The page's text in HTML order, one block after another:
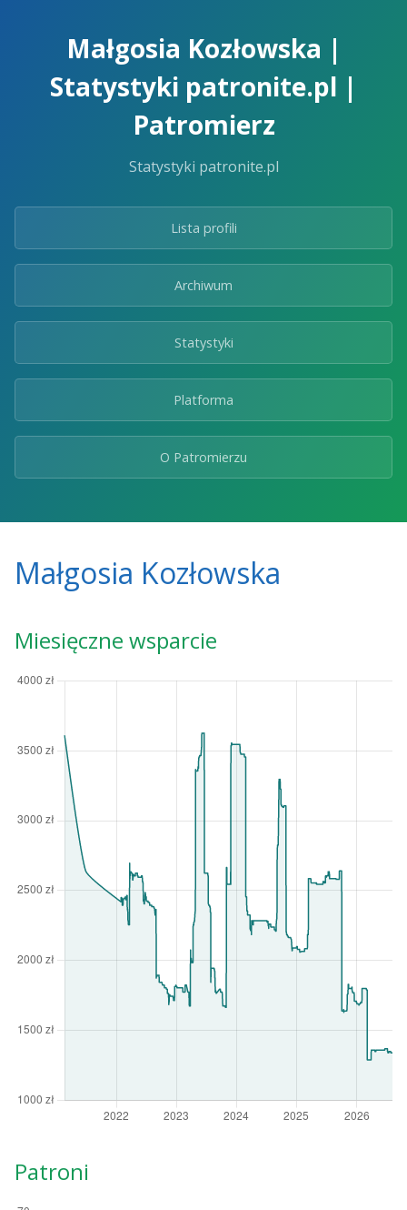
Małgosia Kozłowska |
Statystyki patronite.pl |
Patromierz
Statystyki patronite.pl
Lista profili
Archiwum
Statystyki
Platforma
O Patromierzu
Małgosia Kozłowska
Miesięczne wsparcie
Patroni